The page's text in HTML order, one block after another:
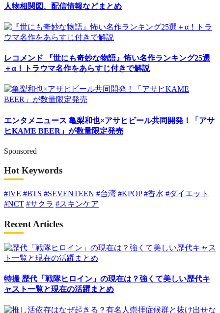
人物相関図、配信情報などまとめ
レコメンド 『世にも奇妙な物語』怖い名作ランキング25選
＋α！トラウマ名作をあらすじ付きで解説
エンタメニュース 亀梨和也×アサヒビール共同開発！「アサ
ヒKAME BEER」が数量限定発売
Sponsored
Hot Keywords
#IVE #BTS #SEVENTEEN #台湾 #KPOP #香水 #ダイエット
#NCT #サクラ #スキンケア
Recent Articles
特撮 歴代「戦隊ヒロイン」の現在は？強くて美しい歴代キ
ャスト一覧と現在の活躍まとめ